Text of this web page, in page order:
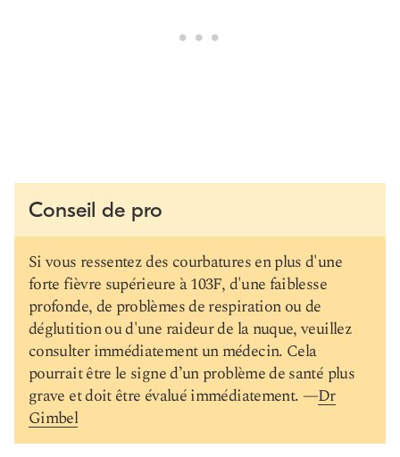
Conseil de pro
Si vous ressentez des courbatures en plus d'une
forte fièvre supérieure à 103F, d'une faiblesse
profonde, de problèmes de respiration ou de
déglutition ou d'une raideur de la nuque, veuillez
consulter immédiatement un médecin. Cela
pourrait être le signe d’un problème de santé plus
grave et doit être évalué immédiatement. —Dr
Gimbel